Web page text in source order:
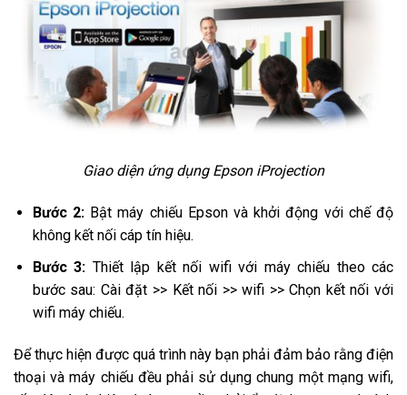
Giao diện ứng dụng Epson iProjection
Bước 2: Bật máy chiếu Epson và khởi động với chế độ
không kết nối cáp tín hiệu.
Bước 3: Thiết lập kết nối wifi với máy chiếu theo các
bước sau: Cài đặt >> Kết nối >> wifi >> Chọn kết nối với
wifi máy chiếu.
Để thực hiện được quá trình này bạn phải đảm bảo rằng điện
thoại và máy chiếu đều phải sử dụng chung một mạng wifi,